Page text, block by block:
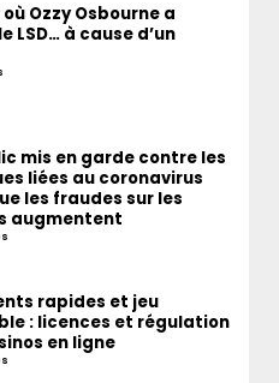
Ozzy Osbourne a
LSD… à cause d’un
mis en garde contre les
liées au coronavirus
les fraudes sur les
augmentent
rapides et jeu
: licences et régulation
en ligne